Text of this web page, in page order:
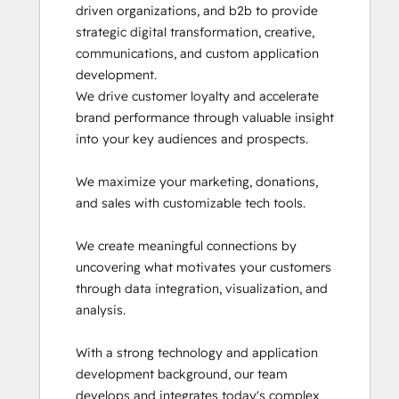
Inbound
Inbound Marketing
Inbound Marketing Optimization
Integrating With HubSpot I: Foundations
Marketing Hub Demo
Objectives-Based Onboarding
Platform Consulting
Sales Hub Demo
Salesforce Integration Certification
Service Hub Software
Solutions Architecture Foundations
driven organizations, and b2b to provide
strategic digital transformation, creative,
communications, and custom application
development.
We drive customer loyalty and accelerate
brand performance through valuable insight
into your key audiences and prospects.
We maximize your marketing, donations,
and sales with customizable tech tools.
We create meaningful connections by
uncovering what motivates your customers
through data integration, visualization, and
analysis.
With a strong technology and application
development background, our team
develops and integrates today's complex